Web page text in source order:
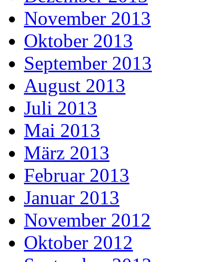
November 2013
Oktober 2013
September 2013
August 2013
Juli 2013
Mai 2013
März 2013
Februar 2013
Januar 2013
November 2012
Oktober 2012